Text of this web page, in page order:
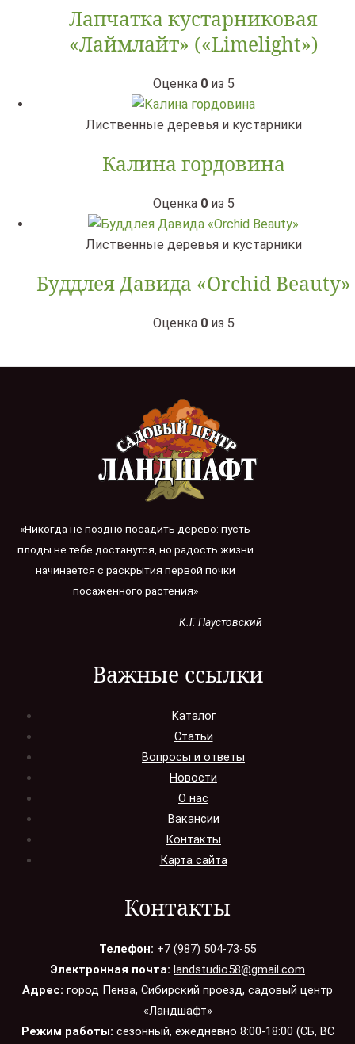
Лапчатка кустарниковая
«Лаймлайт» («Limelight»)
Оценка 0из 5
Лиственные деревья и кустарники
Калина гордовина
Оценка 0из 5
Лиственные деревья и кустарники
Буддлея Давида «Orchid Beauty»
Оценка 0из 5
«Никогда не поздно посадить дерево: пусть
плоды не тебе достанутся, но радость жизни
начинается с раскрытия первой почки
посаженного растения»
К.Г. Паустовский
Важные ссылки
Каталог
Статьи
Вопросы и ответы
Новости
О нас
Вакансии
Контакты
Карта сайта
Контакты
Телефон: +7 (987) 504-73-55
Электронная почта: landstudio58@gmail.com
Адрес: город Пенза, Сибирский проезд, садовый центр
«Ландшафт»
Режим работы: сезонный, ежедневно 8:00-18:00 (СБ, ВС